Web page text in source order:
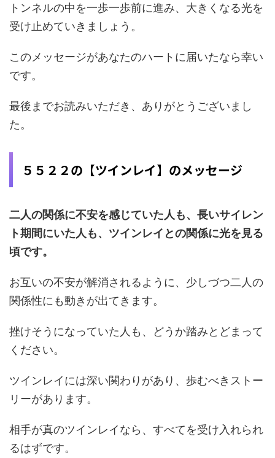
トンネルの中を一歩一歩前に進み、大きくなる光を
受け止めていきましょう。
このメッセージがあなたのハートに届いたなら幸い
です。
最後までお読みいただき、ありがとうございまし
た。
５５２２の【ツインレイ】のメッセージ
二人の関係に不安を感じていた人も、長いサイレン
ト期間にいた人も、ツインレイとの関係に光を見る
頃です。
お互いの不安が解消されるように、少しづつ二人の
関係性にも動きが出てきます。
挫けそうになっていた人も、どうか踏みとどまって
ください。
ツインレイには深い関わりがあり、歩むべきストー
リーがあります。
相手が真のツインレイなら、すべてを受け入れられ
るはずです。